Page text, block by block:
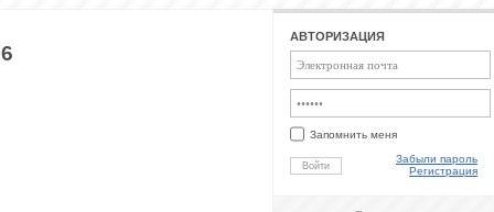
АВТОРИЗАЦИЯ
Запомнить меня
Войти
Забыли пароль
Регистрация